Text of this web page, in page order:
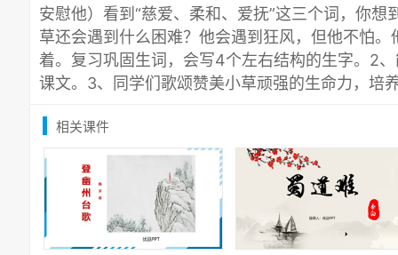
安慰他）看到“慈爱、柔和、爱抚”这三个词，你
草还会遇到什么困难？他会遇到狂风，但他不怕
着。复习巩固生词，会写4个左右结构的生字。2
课文。3、同学们歌颂赞美小草顽强的生命力，培
相关课件